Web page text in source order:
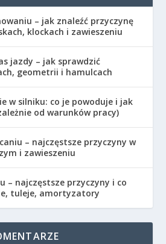
– jak znaleźć przyczynę
klockach i zawieszeniu
jazdy – jak sprawdzić
geometrii i hamulcach
w silniku: co je powoduje i jak
od warunków pracy)
– najczęstsze przyczyny w
i zawieszeniu
– najczęstsze przyczyny i co
tuleje, amortyzatory